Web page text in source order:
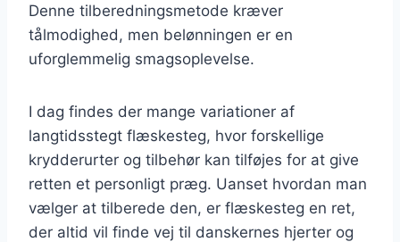
Denne tilberedningsmetode kræver
tålmodighed, men belønningen er en
uforglemmelig smagsoplevelse.
I dag findes der mange variationer af
langtidsstegt flæskesteg, hvor forskellige
krydderurter og tilbehør kan tilføjes for at give
retten et personligt præg. Uanset hvordan man
vælger at tilberede den, er flæskesteg en ret,
der altid vil finde vej til danskernes hjerter og